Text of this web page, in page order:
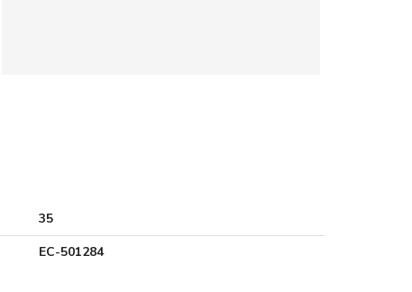
35
EC-501284